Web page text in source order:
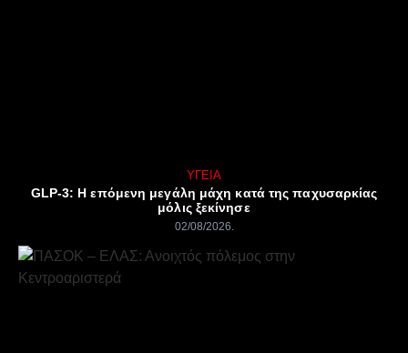
ΥΓΕΊΑ
GLP-3: Η επόμενη μεγάλη μάχη κατά της παχυσαρκίας
μόλις ξεκίνησε
02/08/2026